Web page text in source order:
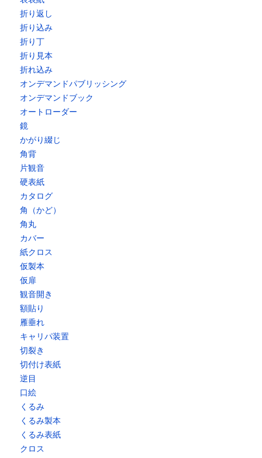
折り返し
折り込み
折り丁
折り見本
折れ込み
オンデマンドパブリッシング
オンデマンドブック
オートローダー
鏡
かがり綴じ
角背
片観音
硬表紙
カタログ
角（かど）
角丸
カバー
紙クロス
仮製本
仮扉
観音開き
額貼り
雁垂れ
キャリパ装置
切裂き
切付け表紙
逆目
口絵
くるみ
くるみ製本
くるみ表紙
クロス